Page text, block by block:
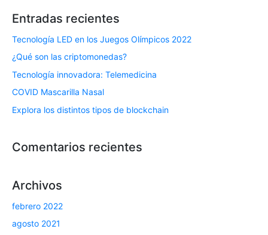
Entradas recientes
Tecnología LED en los Juegos Olímpicos 2022
¿Qué son las criptomonedas?
Tecnología innovadora: Telemedicina
COVID Mascarilla Nasal
Explora los distintos tipos de blockchain
Comentarios recientes
Archivos
febrero 2022
agosto 2021